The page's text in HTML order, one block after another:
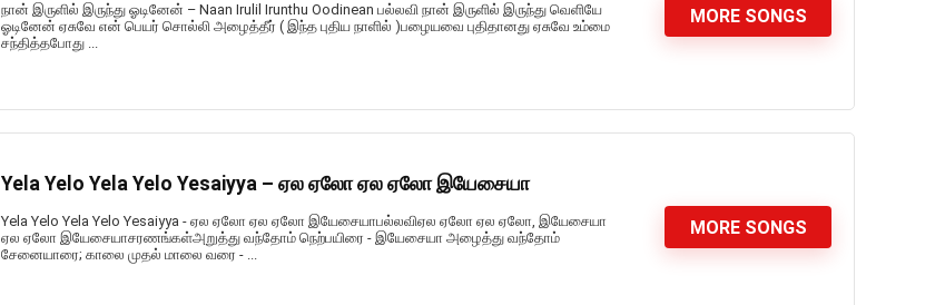
நான் இருளில் இருந்து ஓடினேன் – Naan Irulil Irunthu Oodinean பல்லவி நான் இருளில் இருந்து வெளியே
ஓடினேன் ஏசுவே என் பெயர் சொல்லி அழைத்தீர் ( இந்த புதிய நாளில் )பழையவை புதிதானது ஏசுவே உம்மை
சந்தித்தபோது ...
MORE SONGS
Yela Yelo Yela Yelo Yesaiyya – ஏல ஏலோ ஏல ஏலோ இயேசையா
Yela Yelo Yela Yelo Yesaiyya - ஏல ஏலோ ஏல ஏலோ இயேசையாபல்லவிஏல ஏலோ ஏல ஏலோ, இயேசையா
ஏல ஏலோ இயேசையாசரணங்கள்அறுத்து வந்தோம் நெற்பயிரை - இயேசையா அழைத்து வந்தோம்
சேனையாரை; காலை முதல் மாலை வரை - ...
MORE SONGS